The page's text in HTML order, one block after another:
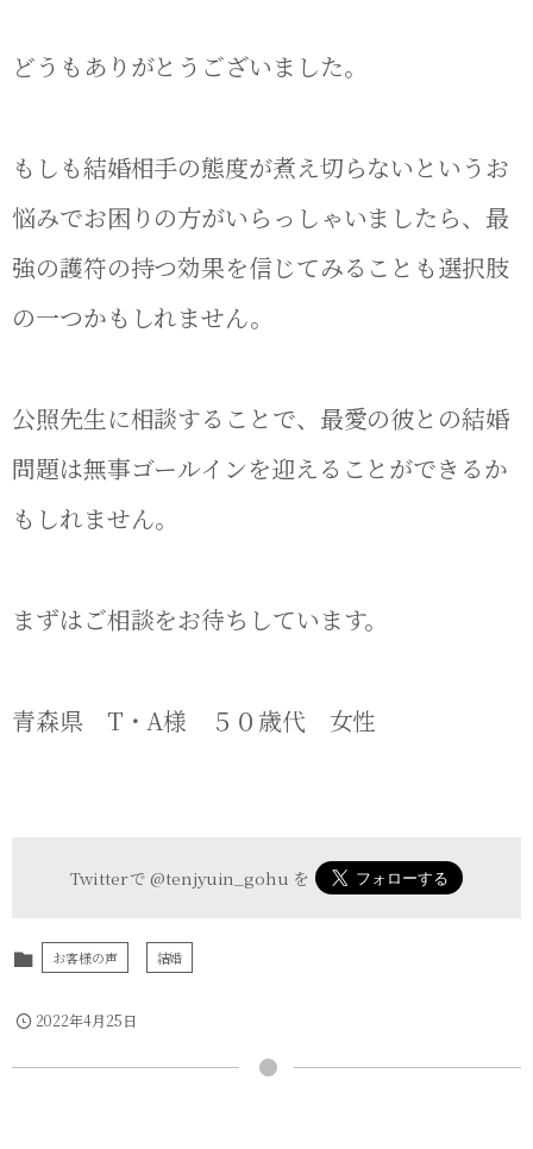
どうもありがとうございました。
もしも結婚相手の態度が煮え切らないというお
悩みでお困りの方がいらっしゃいましたら、最
強の護符の持つ効果を信じてみることも選択肢
の一つかもしれません。
公照先生に相談することで、最愛の彼との結婚
問題は無事ゴールインを迎えることができるか
もしれません。
まずはご相談をお待ちしています。
青森県 T・A様 ５０歳代 女性
Twitter で@tenjyuin_gohu を
お客様の声 結婚
2022年4月25日